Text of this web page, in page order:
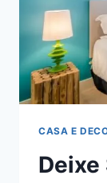
CASA E
Deixe